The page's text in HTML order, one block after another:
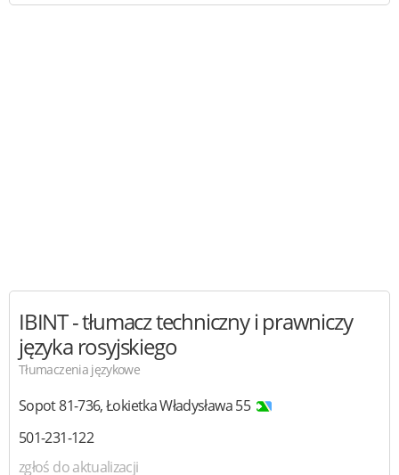
IBINT- tłumacz techniczny i prawniczy
języka rosyjskiego
Tłumaczenia językowe
Sopot81-736,Łokietka Władysława 55
501-231-122
zgłoś do aktualizacji